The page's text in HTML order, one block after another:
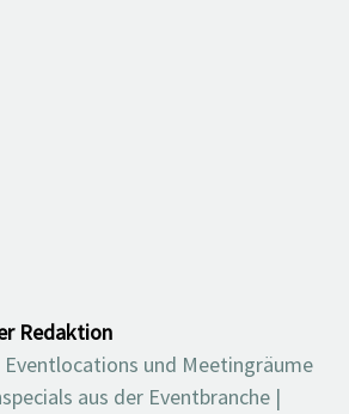
Redaktion
Eventlocations und Meetingräume
aus der Eventbranche |